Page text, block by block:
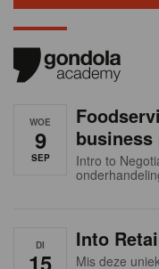
WOE
9
SEP
Intro to
DI
15
Into
Mis deze